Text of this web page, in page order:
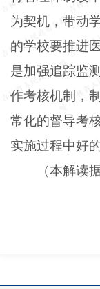
为契机，带动
的学校要推进
是加强追踪监
作考核机制，
常化的督导考
实施过程中好
（本解读